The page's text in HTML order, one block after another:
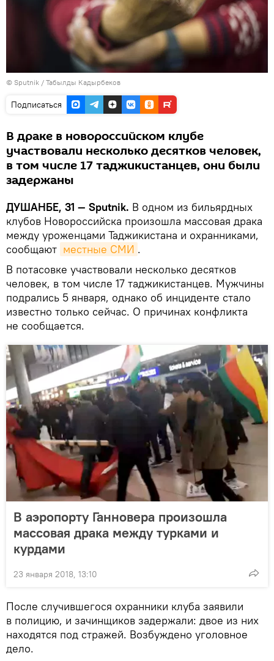
© Sputnik / Табылды Кадырбеков
Подписаться
В драке в новороссийском клубе
участвовали несколько десятков человек,
в том числе 17 таджикистанцев, они были
задержаны
ДУШАНБЕ, 31 — Sputnik. В одном из бильярдных
клубов Новороссийска произошла массовая драка
между уроженцами Таджикистана и охранниками,
сообщают местные СМИ .
В потасовке участвовали несколько десятков
человек, в том числе 17 таджикистанцев. Мужчины
подрались 5 января, однако об инциденте стало
известно только сейчас. О причинах конфликта
не сообщается.
В аэропорту Ганновера произошла
массовая драка между турками и
курдами
23 января 2018, 13:10
После случившегося охранники клуба заявили
в полицию, и зачинщиков задержали: двое из них
находятся под стражей. Возбуждено уголовное
дело.